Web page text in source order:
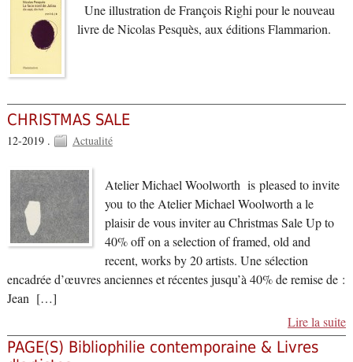
Une illustration de François Righi pour le nouveau
livre de Nicolas Pesquès, aux éditions Flammarion.
CHRISTMAS SALE
12-2019 . Actualité
Atelier Michael Woolworth is pleased to invite
you to the Atelier Michael Woolworth a le
plaisir de vous inviter au Christmas Sale Up to
40% off on a selection of framed, old and
recent, works by 20 artists. Une sélection
encadrée d’œuvres anciennes et récentes jusqu’à 40% de remise de :
Jean […]
Lire la suite
PAGE(S) Bibliophilie contemporaine & Livres